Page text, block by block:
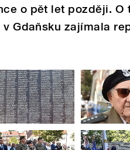
o pět let později. O
Gdaňsku zajímala